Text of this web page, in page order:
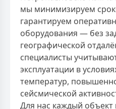
мы минимизируем
гарантируем
оборудования — без
географической
специалисты
эксплуатации в
температур,
сейсмической
Для нас каждый